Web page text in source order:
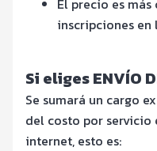
El precio es
inscripciones en
Si eliges ENVÍO
Se sumará un cargo
del costo por servicio
internet, esto es: